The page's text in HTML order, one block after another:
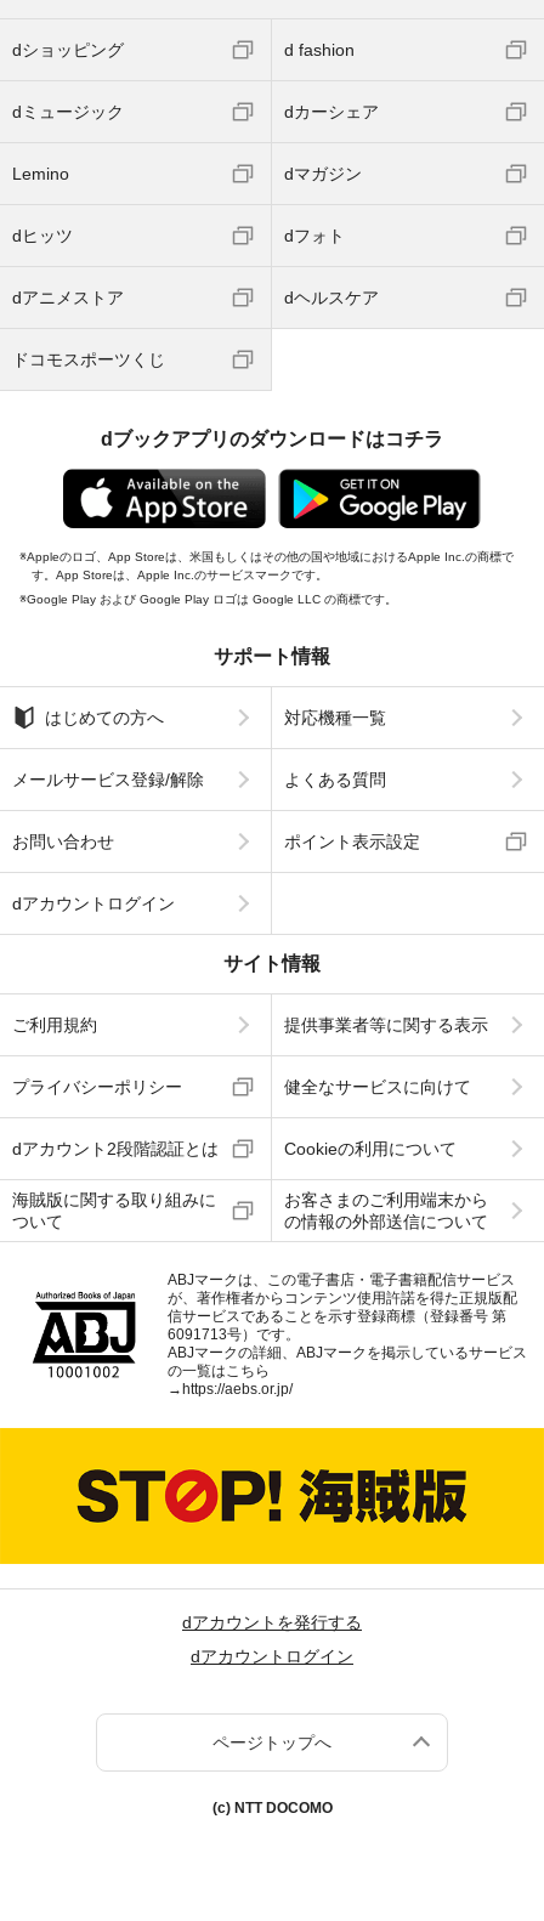
dショッピング d fashion
dミュージック dカーシェア
Lemino dマガジン
dヒッツ dフォト
dアニメストア dヘルスケア
ドコモスポーツくじ
dブックアプリのダウンロードはコチラ
Appleのロゴ、App Storeは、米国もしくはその他の国や地域におけるApple Inc.の商標で
す。App Storeは、Apple Inc.のサービスマークです。
Google Play および Google Play ロゴは Google LLC の商標です。
サポート情報
はじめての方へ 対応機種一覧
メールサービス登録/解除 よくある質問
お問い合わせ ポイント表示設定
dアカウントログイン
サイト情報
ご利用規約 提供事業者等に関する表示
プライバシーポリシー 健全なサービスに向けて
dアカウント2段階認証とは Cookieの利用について
海賊版に関する取り組みに
ついて
お客さまのご利用端末から
の情報の外部送信について
ABJマークは、この電子書店・電子書籍配信サービス
が、著作権者からコンテンツ使用許諾を得た正規版配
信サービスであることを示す登録商標（登録番号 第
6091713号）です。
ABJマークの詳細、ABJマークを掲示しているサービス
の一覧はこちら
→https://aebs.or.jp/
dアカウントを発行する
dアカウントログイン
ページトップへ
(c) NTT DOCOMO